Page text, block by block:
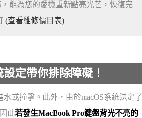
能為您的愛機重新點亮光芒，恢復完
(查看維修價目表)
定帶你排除障礙！
或撞擊。此外，由於macOS系統決定了
此若發生MacBook Pro鍵盤背光不亮的